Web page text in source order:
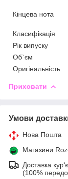
Кінцева нота
Класифікація
Рік випуску
Об`єм
Оригінальність
Приховати
Умови
Нова Пошта
Магазини
Доставка
(100%